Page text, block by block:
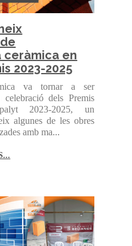
en
2023-2025
va tornar a ser
dels Premis
2023-2025, un
algunes de les obres
amb ma...